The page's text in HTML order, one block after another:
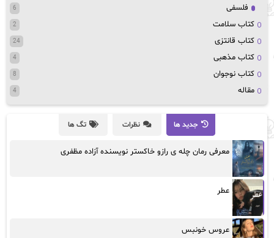
فلسفی 6
کتاب سلامت 2
کتاب قانتزی 24
کتاب مذهبی 4
کتاب نوجوان 8
مقاله 4
جدید ها نظرات تگ ها
معرفی رمان چله ی رازو خاکستر نویسنده آزاده مظفری
عطر
عروس خونبس